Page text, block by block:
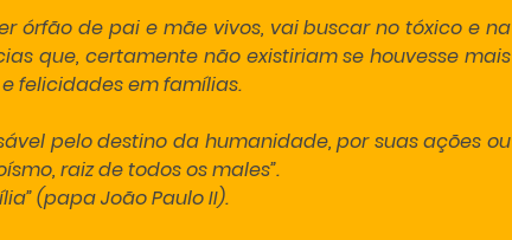
órfão de pai e mãe vivos, vai buscar no tóxico e na
que, certamente não existiriam se houvesse mais
felicidades em famílias.
pelo destino da humanidade, por suas ações ou
raiz de todos os males”.
(papa João Paulo II).